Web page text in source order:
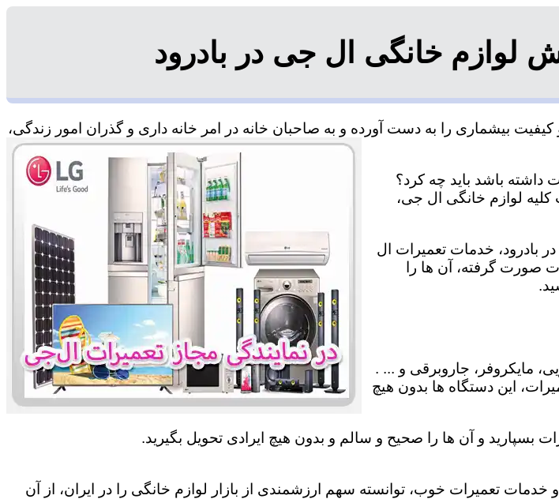
لوازم خانگی ال جی در بادرود
بیشماری را به دست آورده و به صاحبان خانه در امر خانه داری و گذران امور زندگی،
داشته باشد باید چه کرد؟
کلیه لوازم خانگی ال جی،
بادرود، خدمات تعمیرات ال
صورت گرفته، آن ها را
مایکروفر، جاروبرقی و ... .
این دستگاه ها بدون هیچ
بسپارید و آن ها را صحیح و سالم و بدون هیچ ایرادی تحویل بگیرید.
تعمیرات خوب، توانسته سهم ارزشمندی از بازار لوازم خانگی را در ایران، از آن